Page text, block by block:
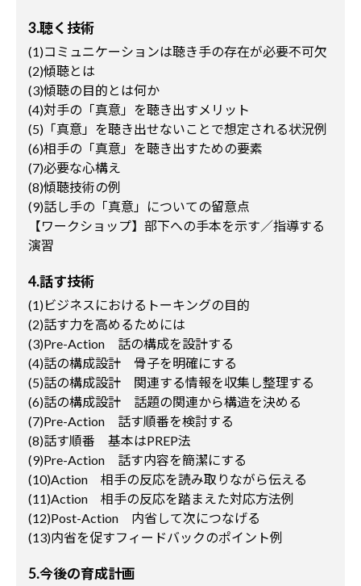
3.聴く技術
(1)コミュニケーションは聴き手の存在が必要不可欠
(2)傾聴とは
(3)傾聴の目的とは何か
(4)対手の「真意」を聴き出すメリット
(5)「真意」を聴き出せないことで想定される状況例
(6)相手の「真意」を聴き出すための要素
(7)必要な心構え
(8)傾聴技術の例
(9)話し手の「真意」についての留意点
【ワークショップ】部下への手本を示す／指導する
演習
4.話す技術
(1)ビジネスにおけるトーキングの目的
(2)話す力を高めるためには
(3)Pre-Action 話の構成を設計する
(4)話の構成設計 骨子を明確にする
(5)話の構成設計 関連する情報を収集し整理する
(6)話の構成設計 話題の関連から構造を決める
(7)Pre-Action 話す順番を検討する
(8)話す順番 基本はPREP法
(9)Pre-Action 話す内容を簡潔にする
(10)Action 相手の反応を読み取りながら伝える
(11)Action 相手の反応を踏まえた対応方法例
(12)Post-Action 内省して次につなげる
(13)内省を促すフィードバックのポイント例
5.今後の育成計画